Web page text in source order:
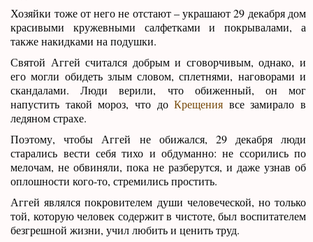
Хозяйки тоже от него не отстают – украшают 29 декабря дом
красивыми кружевными салфетками и покрывалами, а
также накидками на подушки.
Святой Аггей считался добрым и сговорчивым, однако, и
его могли обидеть злым словом, сплетнями, наговорами и
скандалами. Люди верили, что обиженный, он мог
напустить такой мороз, что доКрещения все замирало в
ледяном страхе.
Поэтому, чтобы Аггей не обижался, 29 декабря люди
старались вести себя тихо и обдуманно: не ссорились по
мелочам, не обвиняли, пока не разберутся, и даже узнав об
оплошности кого-то, стремились простить.
Аггей являлся покровителем души человеческой, но только
той, которую человек содержит в чистоте, был воспитателем
безгрешной жизни, учил любить и ценить труд.